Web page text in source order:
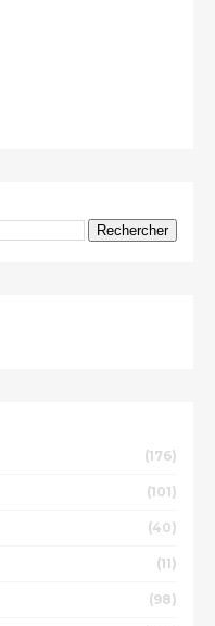
(176)
(101)
(40)
(11)
(98)